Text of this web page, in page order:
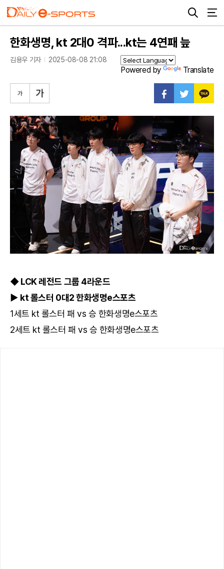
한화생명, kt 2대0 격파...kt는 4연패 늪
김용우 기자 2025-08-08 21:08
Powered by Translate
◆ LCK 레전드 그룹 4라운드
▶ kt 롤스터 0대2 한화생명e스포츠
1세트 kt 롤스터 패 vs 승 한화생명e스포츠
2세트 kt 롤스터 패 vs 승 한화생명e스포츠